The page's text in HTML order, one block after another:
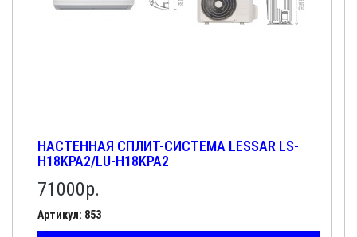
НАСТЕННАЯ СПЛИТ-СИСТЕМА LESSAR LS-
H18KPA2/LU-H18KPA2
71000р.
Артикул: 853